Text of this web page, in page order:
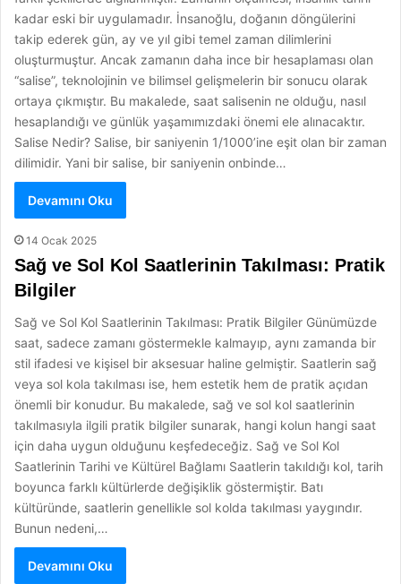
kadar eski bir uygulamadır. İnsanoğlu, doğanın döngülerini
takip ederek gün, ay ve yıl gibi temel zaman dilimlerini
oluşturmuştur. Ancak zamanın daha ince bir hesaplaması olan
“salise”, teknolojinin ve bilimsel gelişmelerin bir sonucu olarak
ortaya çıkmıştır. Bu makalede, saat salisenin ne olduğu, nasıl
hesaplandığı ve günlük yaşamımızdaki önemi ele alınacaktır.
Salise Nedir? Salise, bir saniyenin 1/1000’ine eşit olan bir zaman
dilimidir. Yani bir salise, bir saniyenin onbinde…
Devamını Oku
14 Ocak 2025
Sağ ve Sol Kol Saatlerinin Takılması: Pratik
Bilgiler
Sağ ve Sol Kol Saatlerinin Takılması: Pratik Bilgiler Günümüzde
saat, sadece zamanı göstermekle kalmayıp, aynı zamanda bir
stil ifadesi ve kişisel bir aksesuar haline gelmiştir. Saatlerin sağ
veya sol kola takılması ise, hem estetik hem de pratik açıdan
önemli bir konudur. Bu makalede, sağ ve sol kol saatlerinin
takılmasıyla ilgili pratik bilgiler sunarak, hangi kolun hangi saat
için daha uygun olduğunu keşfedeceğiz. Sağ ve Sol Kol
Saatlerinin Tarihi ve Kültürel Bağlamı Saatlerin takıldığı kol, tarih
boyunca farklı kültürlerde değişiklik göstermiştir. Batı
kültüründe, saatlerin genellikle sol kolda takılması yaygındır.
Bunun nedeni,…
Devamını Oku